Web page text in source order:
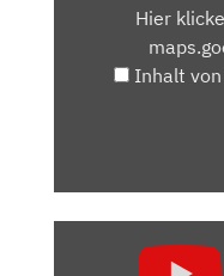
MAPS.GOOGLE.DE
Hier
Inhalt